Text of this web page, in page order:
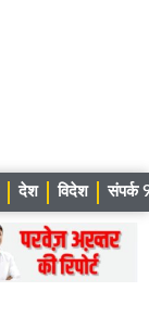
देश विदेश संपर्क